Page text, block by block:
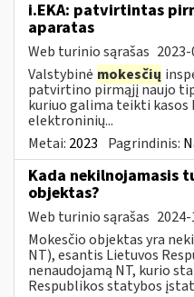
i.EKA: patvirtintas
aparatas
Web turinio sąrašas
Valstybinė mokesčių
patvirtino pirmąjį naujo
kuriuo galima teikti kasos
elektroninių...
Metai: 2023 Pagrindinis:
Kada nekilnojamasis
objektas?
Web turinio sąrašas
Mokesčio objektas yra
NT), esantis Lietuvos
nenaudojamą NT, kurio
Respublikos statybos